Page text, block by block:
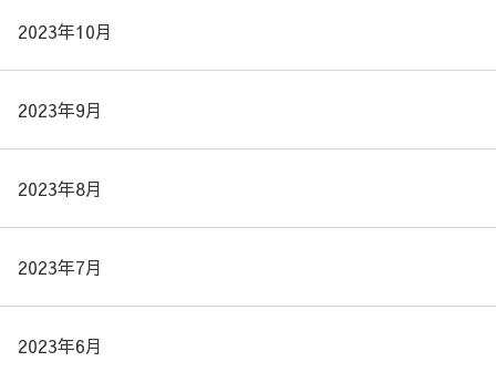
2023年10月
2023年9月
2023年8月
2023年7月
2023年6月